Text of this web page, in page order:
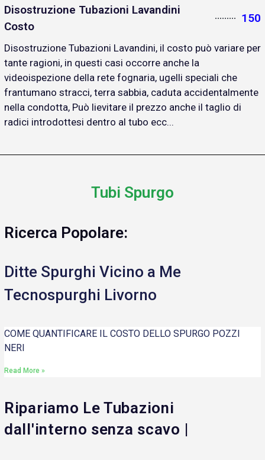
Disostruzione Tubazioni Lavandini
Costo
150
Disostruzione Tubazioni Lavandini, il costo può variare per
tante ragioni, in questi casi occorre anche la
videoispezione della rete fognaria, ugelli speciali che
frantumano stracci, terra sabbia, caduta accidentalmente
nella condotta, Può lievitare il prezzo anche il taglio di
radici introdottesi dentro al tubo ecc...
Tubi Spurgo
Ricerca Popolare:
Ditte Spurghi Vicino a Me
Tecnospurghi Livorno
COME QUANTIFICARE IL COSTO DELLO SPURGO POZZI
NERI
Read More »
Ripariamo Le Tubazioni
dall'interno senza scavo |